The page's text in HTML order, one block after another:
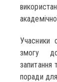
Учасники
змогу
запитання
поради